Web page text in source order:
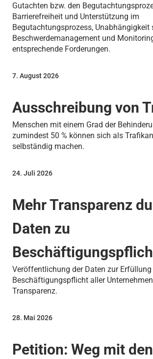
Gutachten bzw. den
Barrierefreiheit und Unterstützung im
Begutachtungsprozess, Unabhängigkeit
Beschwerdemanagement und
entsprechende Forderungen.
Ausschreibung von
7. August 2026
Menschen mit einem Grad der
zumindest 50 % können sich als
selbständig machen.
Mehr Transparenz
Daten zu
24. Juli 2026
Veröffentlichung der Daten zur Erfüllung
Beschäftigungspflicht aller
Transparenz.
Petition: Weg mit den
28. Mai 2026